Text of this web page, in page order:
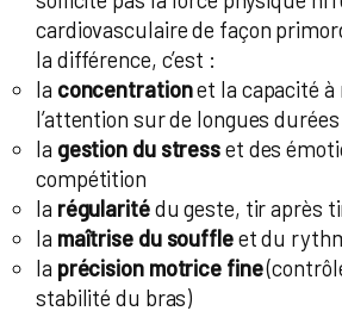
cardiovasculaire de façon
la différence, c’est :
la concentrationet la capacité à
l’attention sur de longues durées
la gestion du stresset des
compétition
la régularitédu geste, tir après
la maîtrise du souffleet du
la précision motrice fine
stabilité du bras)